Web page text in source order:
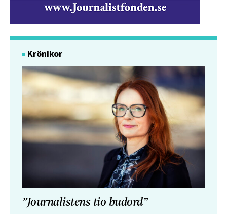
Krönikor
”Journalistens tio budord”